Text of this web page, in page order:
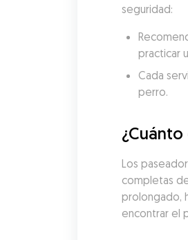
seguridad:
practicar
Cada
perro.
Los
completas
prolongado,
encontrar el